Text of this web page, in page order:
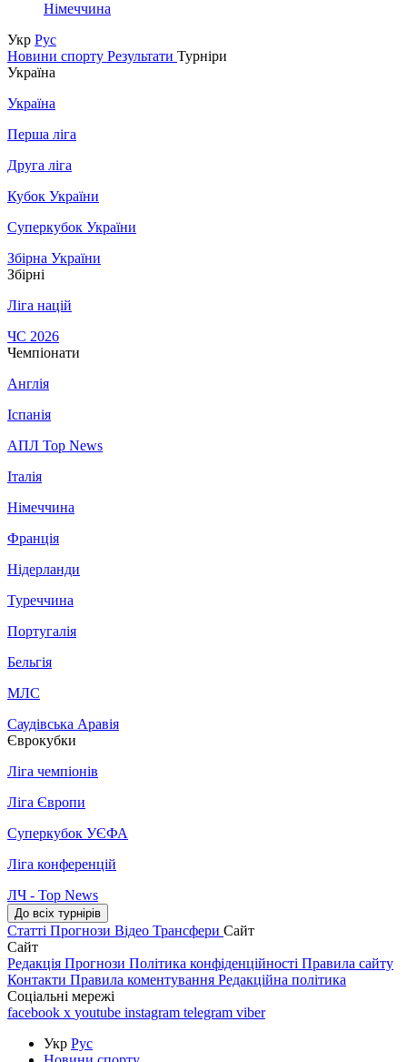
Німеччина
Укр Рус
Новини спорту Результати Турніри
Україна
Україна
Перша ліга
Друга ліга
Кубок України
Суперкубок України
Збірна України
Збірні
Ліга націй
ЧС 2026
Чемпіонати
Англія
Іспанія
АПЛ Top News
Італія
Німеччина
Франція
Нідерланди
Туреччина
Португалія
Бельгія
МЛС
Саудівська Аравія
Єврокубки
Ліга чемпіонів
Ліга Європи
Суперкубок УЄФА
Ліга конференцій
ЛЧ - Top News
До всіх турнірів
Статті Прогнози Відео Трансфери Сайт
Сайт
Редакція Прогнози Політика конфіденційності Правила сайту
Контакти Правила коментування Редакційна політика
Соціальні мережі
facebook x youtube instagram telegram viber
Укр Рус